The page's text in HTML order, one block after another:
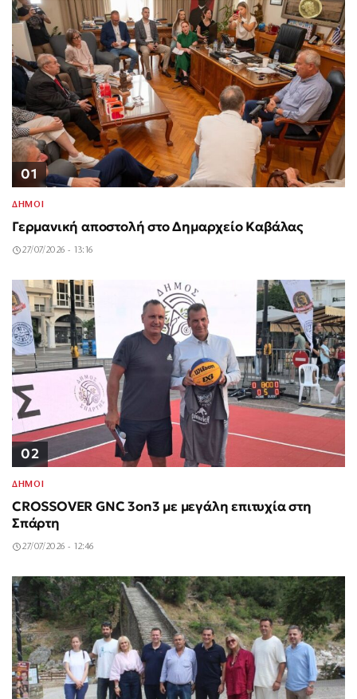
01
ΔΗΜΟΙ
Γερμανική αποστολή στο Δημαρχείο Καβάλας
27/07/2026 - 13:16
02
ΔΗΜΟΙ
CROSSOVER GNC 3on3 με μεγάλη επιτυχία στη
Σπάρτη
27/07/2026 - 12:46